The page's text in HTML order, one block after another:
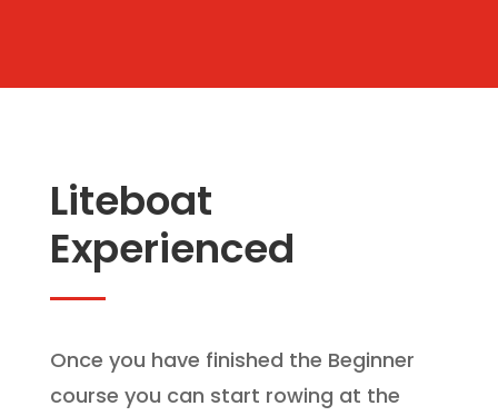
Liteboat
Experienced
Once you have finished the Beginner
course you can start rowing at the